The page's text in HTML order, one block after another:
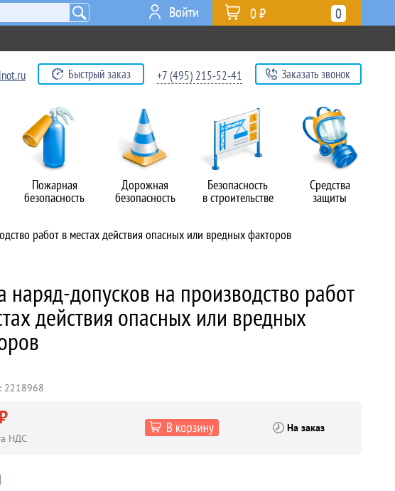
Пожарная
безопасность
Дорожная
безопасность
Безопасность
в строительстве
Средства
защиты
0
0 ₽
Войти
Быстрый заказ +7 (495) 215-52-41 Заказать звонок
работ в местах действия опасных или вредных факторов
наряд-допусков на производство работ
действия опасных или вредных
2218968
НДС
На заказ